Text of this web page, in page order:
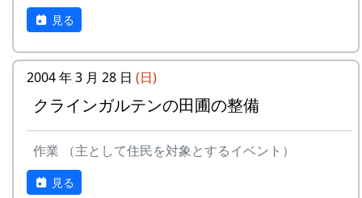
岩座神には、国道427号線から、二つの経路でア
クセスすることが出来ます。
日
7/27（土)
11:00
〃
12:00
昼食（各自持参）
〃
14:00
岩座神自然さんさくゲーム
〃
見る
2004 年 3 月 28 日 (日)
クラインガルテンの田圃の整備
作業 （主として住民を対象とするイベント）
見る